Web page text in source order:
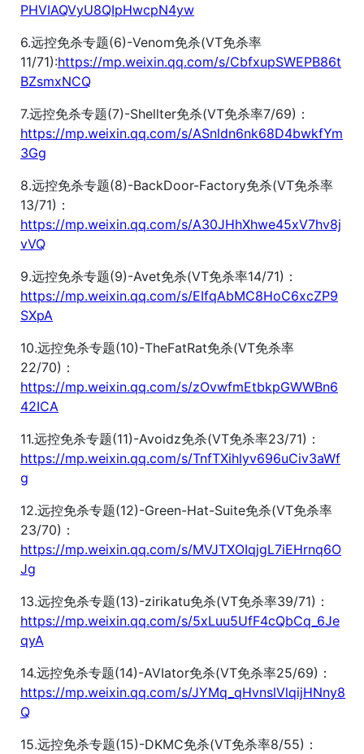
PHVIAQVyU8QIpHwcpN4yw
6.远控免杀专题(6)-Venom免杀(VT免杀率
11/71):https://mp.weixin.qq.com/s/CbfxupSWEPB86t
BZsmxNCQ
7.远控免杀专题(7)-Shellter免杀(VT免杀率7/69)：
https://mp.weixin.qq.com/s/ASnldn6nk68D4bwkfYm
3Gg
8.远控免杀专题(8)-BackDoor-Factory免杀(VT免杀率
13/71)：
https://mp.weixin.qq.com/s/A30JHhXhwe45xV7hv8j
vVQ
9.远控免杀专题(9)-Avet免杀(VT免杀率14/71)：
https://mp.weixin.qq.com/s/EIfqAbMC8HoC6xcZP9
SXpA
10.远控免杀专题(10)-TheFatRat免杀(VT免杀率
22/70)：
https://mp.weixin.qq.com/s/zOvwfmEtbkpGWWBn6
42ICA
11.远控免杀专题(11)-Avoidz免杀(VT免杀率23/71)：
https://mp.weixin.qq.com/s/TnfTXihlyv696uCiv3aWf
g
12.远控免杀专题(12)-Green-Hat-Suite免杀(VT免杀率
23/70)：
https://mp.weixin.qq.com/s/MVJTXOIqjgL7iEHrnq6O
Jg
13.远控免杀专题(13)-zirikatu免杀(VT免杀率39/71)：
https://mp.weixin.qq.com/s/5xLuu5UfF4cQbCq_6Je
qyA
14.远控免杀专题(14)-AVIator免杀(VT免杀率25/69)：
https://mp.weixin.qq.com/s/JYMq_qHvnslVlqijHNny8
Q
15.远控免杀专题(15)-DKMC免杀(VT免杀率8/55)：